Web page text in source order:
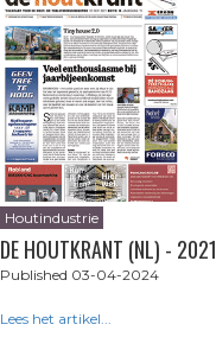
Houtindustrie
DE HOUTKRANT (NL) - 2021
Published 03-04-2024
Lees het artikel...